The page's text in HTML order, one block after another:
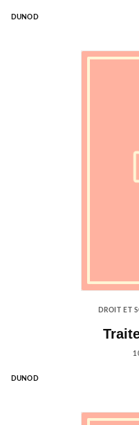
DUNOD
DROIT ET
DUNOD